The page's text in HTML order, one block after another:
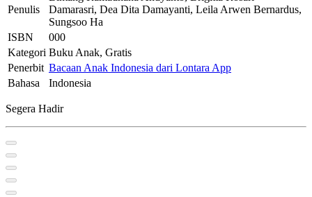
Penulis
Damarasri, Dea Dita Damayanti, Leila Arwen Bernardus,
Sungsoo Ha
ISBN
000
Kategori Buku Anak, Gratis
Penerbit Bacaan Anak Indonesia dari Lontara App
Bahasa
Indonesia
Segera Hadir